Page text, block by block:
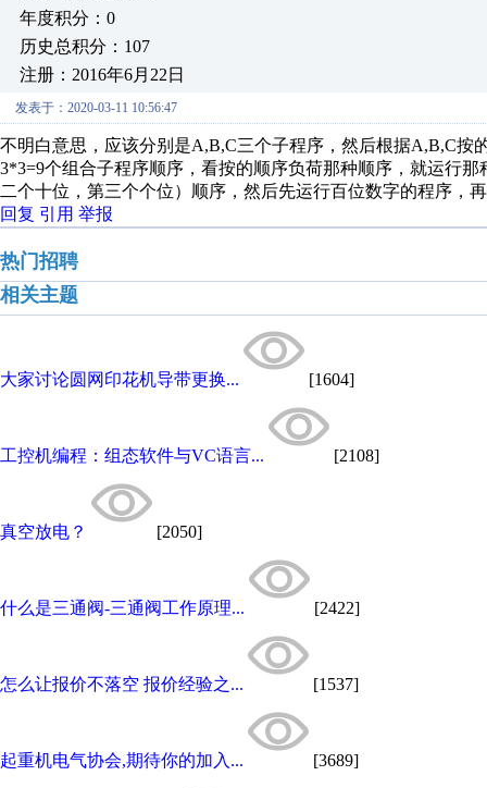
年度积分：0
历史总积分：107
注册：2016年6月22日
发表于：2020-03-11 10:56:47
不明白意思，应该分别是A,B,C三个子程序，然后根据A,B,C
3*3=9个组合子程序顺序，看按的顺序负荷那种顺序，就运行
二个十位，第三个个位）顺序，然后先运行百位数字的程序，
回复 引用 举报
热门招聘
相关主题
大家讨论圆网印花机导带更换... [1604]
工控机编程：组态软件与VC语言... [2108]
真空放电？ [2050]
什么是三通阀-三通阀工作原理... [2422]
怎么让报价不落空 报价经验之... [1537]
起重机电气协会,期待你的加入... [3689]